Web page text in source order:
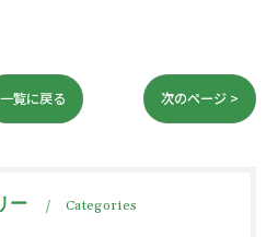
一覧に戻る 次のページ >
ー Categories